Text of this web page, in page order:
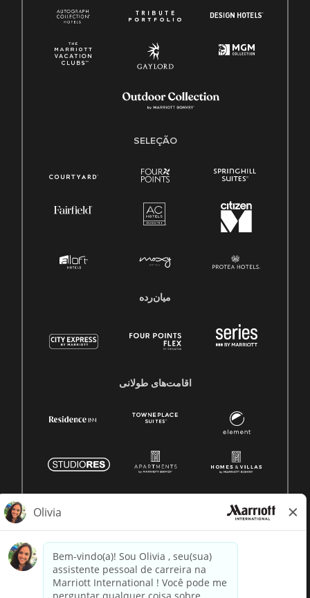
SELEÇÃO
میان‌رده
اقامت‌های طولانی